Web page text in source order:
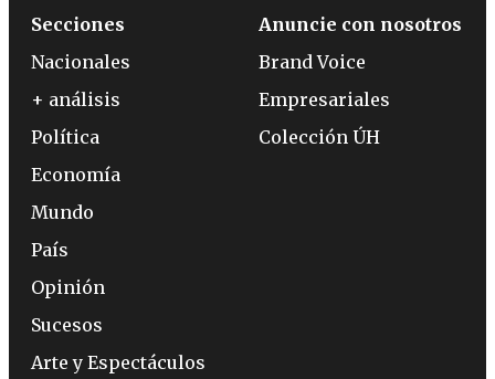
Secciones
Nacionales
+ análisis
Política
Economía
Mundo
País
Opinión
Sucesos
Arte y Espectáculos
Anuncie con nosotros
Brand Voice
Empresariales
Colección ÚH